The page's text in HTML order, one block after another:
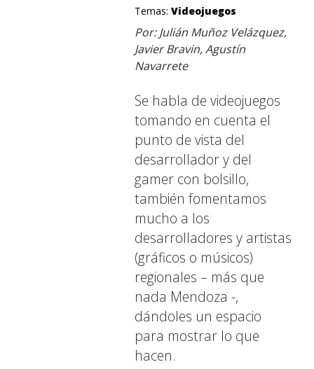
Temas: Videojuegos
Por: Julián Muñoz Velázquez,
Javier Bravin, Agustín
Navarrete
Se habla de videojuegos
tomando en cuenta el
punto de vista del
desarrollador y del
gamer con bolsillo,
también fomentamos
mucho a los
desarrolladores y artistas
(gráficos o músicos)
regionales – más que
nada Mendoza -,
dándoles un espacio
para mostrar lo que
hacen.